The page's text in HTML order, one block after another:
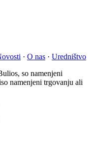
· O nas · Uredništvo
so namenjeni
namenjeni trgovanju ali